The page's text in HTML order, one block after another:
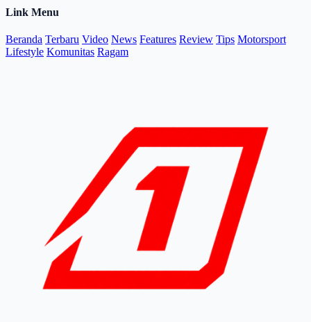
Link Menu
Beranda Terbaru Video News Features Review Tips Motorsport
Lifestyle Komunitas Ragam